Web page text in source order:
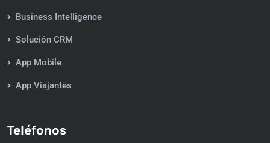
Business Intelligence
Solución CRM
App Mobile
App Viajantes
Teléfonos